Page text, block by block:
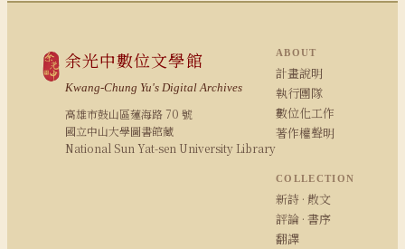
余光中數位文學館
Kwang-Chung Yu's Digital Archives
高雄市鼓山區蓮海路 70 號
國立中山大學圖書館藏
National Sun Yat-sen University Library
ABOUT
計畫說明
執行團隊
數位化工作
著作權聲明
COLLECTION
新詩 · 散文
評論 · 書序
翻譯